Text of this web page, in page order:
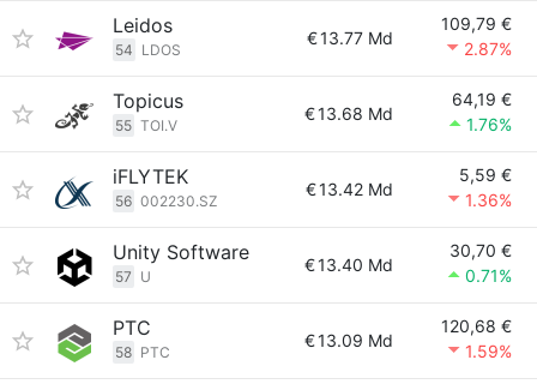
Leidos
54 LDOS
€13.77 Md
109,79 €
2.87%
Topicus
55 TOI.V
€13.68 Md
64,19 €
1.76%
iFLYTEK
56 002230.SZ
€13.42 Md
5,59 €
1.36%
Unity Software
57 U
€13.40 Md
30,70 €
0.71%
PTC
58 PTC
€13.09 Md
120,68 €
1.59%